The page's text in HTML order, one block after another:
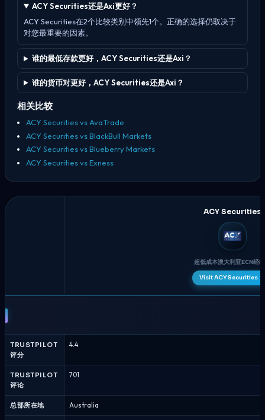
ACY Securities还是Axi更好？
ACY Securities在2个比较类别中领先1个。正确的选择仍取决于
对您最重要的因素。
谁的最低存款更好，ACY Securities还是Axi？
谁的货币对更好，ACY Securities还是Axi？
相关比较
ACY Securities vs AvaTrade
ACY Securities vs BlackBull Markets
ACY Securities vs Blueberry Markets
ACY Securities vs Exness
Securities
对
比
Axi
经
纪
商
ACY Securities
超低成本澳大利亚ECN经
Visit ACY Securities
TRUSTPILOT
评分
4.4
TRUSTPILOT
评论
701
总部所在地 Australia